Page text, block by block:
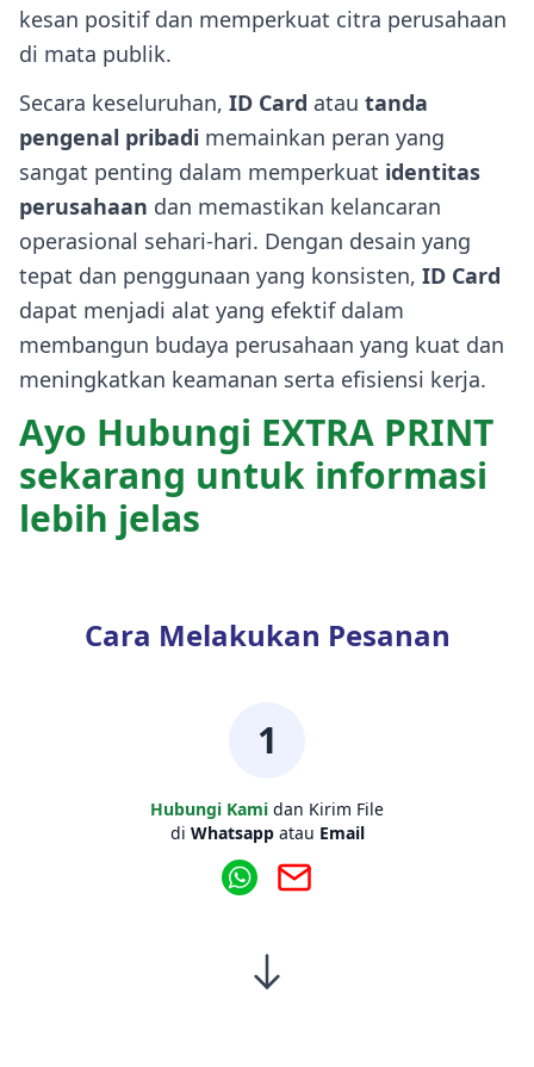
kesan positif dan memperkuat citra perusahaan
di mata publik.
Secara keseluruhan, ID Card atau tanda
pengenal pribadi memainkan peran yang
sangat penting dalam memperkuat identitas
perusahaan dan memastikan kelancaran
operasional sehari-hari. Dengan desain yang
tepat dan penggunaan yang konsisten, ID Card
dapat menjadi alat yang efektif dalam
membangun budaya perusahaan yang kuat dan
meningkatkan keamanan serta efisiensi kerja.
Ayo Hubungi EXTRA PRINT
sekarang untuk informasi
lebih jelas
Cara Melakukan Pesanan
1
Hubungi Kami dan Kirim File
di Whatsapp atau Email